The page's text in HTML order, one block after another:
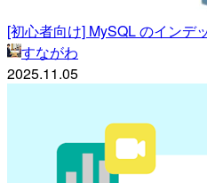
[初心者向け] MySQL のインデ
すながわ
2025.11.05